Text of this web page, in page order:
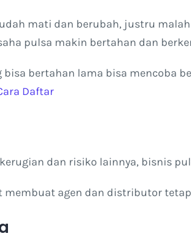
mati dan berubah, justru
pulsa makin bertahan dan
bisa bertahan lama bisa mencoba
Daftar
dan risiko lainnya, bisnis
membuat agen dan distributor